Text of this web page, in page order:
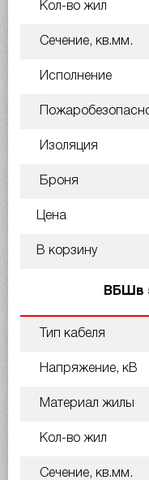
Кол-во жил
Сечение, кв.мм.
Исполнение
Изоляция
Броня
Цена
В корзину
ВБШв
Тип кабеля
Напряжение, кВ
Материал жилы
Кол-во жил
Сечение, кв.мм.